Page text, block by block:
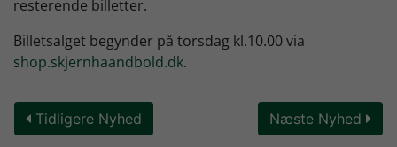
resterende billetter.
Billetsalget begynder på torsdag kl.10.00 via
shop.skjernhaandbold.dk.
Tidligere Nyhed Næste Nyhed